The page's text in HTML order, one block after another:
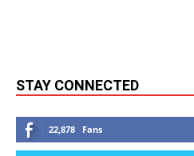
STAY CONNECTED
22,878 Fans